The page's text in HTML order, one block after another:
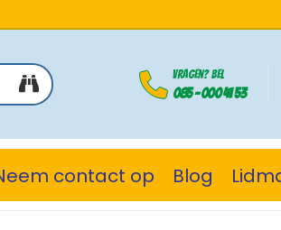
Vragen? Bel
085 - 000 41 53
contact op Blog